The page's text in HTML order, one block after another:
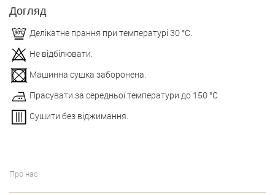
Догляд
Делікатне прання при температурі 30 °С.
Не відбілювати.
Машинна сушка заборонена.
Прасувати за середньої температури до 150 °С
Сушити без віджимання.
Про нас